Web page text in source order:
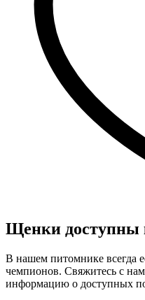
Щенки доступны
В нашем питомнике всегда
чемпионов. Свяжитесь с
информацию о доступных